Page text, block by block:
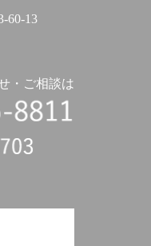
60-13
・ご相談は